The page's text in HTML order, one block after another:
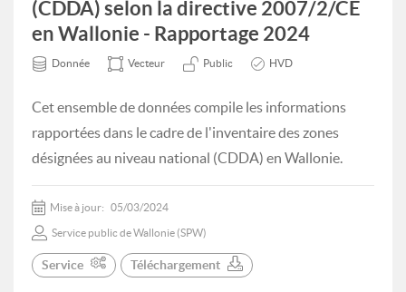
(CDDA) selon la directive 2007/2/CE
en Wallonie - Rapportage 2024
Donnée Vecteur Public HVD
Cet ensemble de données compile les informations
rapportées dans le cadre de l'inventaire des zones
désignées au niveau national (CDDA) en Wallonie.
Mise à jour: 05/03/2024
Service public de Wallonie (SPW)
Service Téléchargement